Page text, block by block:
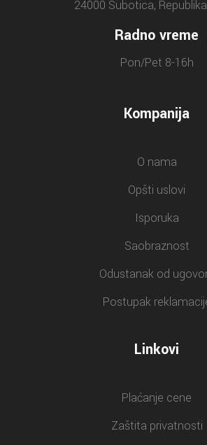
24000 Subotica,
Radno vreme
Pon/Pet 8-16h
Kompanija
O nama
Opšti uslovi
Isporuka
Saobraznost
Odustanak od
Postupak
Linkovi
Plaćanje cene
Zaštita privatnosti